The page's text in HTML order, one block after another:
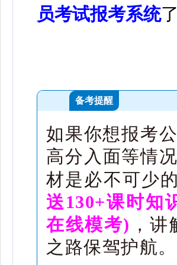
员考试报考系统
备考提醒
如果你想报考
高分入面等情
材是必不可少
送130+课时知
在线模考) ，
之路保驾护航。